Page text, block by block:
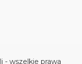
- wszelkie prawa